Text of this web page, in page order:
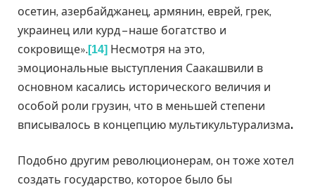
осетин, азербайджанец, армянин, еврей, грек,
украинец или курд – наше богатство и
сокровище».[14] Несмотря на это,
эмоциональные выступления Саакашвили в
основном касались исторического величия и
особой роли грузин, что в меньшей степени
вписывалось в концепцию мультикультурализма.
Подобно другим революционерам, он тоже хотел
создать государство, которое было бы